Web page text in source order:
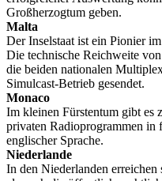
Großherzogtum geben.
Malta
Der Inselstaat ist ein Pionier
Die technische Reichweite
die beiden nationalen
Simulcast-Betrieb gesendet.
Monaco
Im kleinen Fürstentum gibt es
privaten Radioprogrammen in
englischer Sprache.
Niederlande
In den Niederlanden